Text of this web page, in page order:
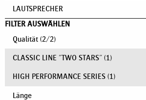
LAUTSPRECHER
FILTER AUSWÄHLEN
Qualität (2/2)
CLASSIC LINE "TWO STARS" (1)
HIGH PERFORMANCE SERIES (1)
Länge